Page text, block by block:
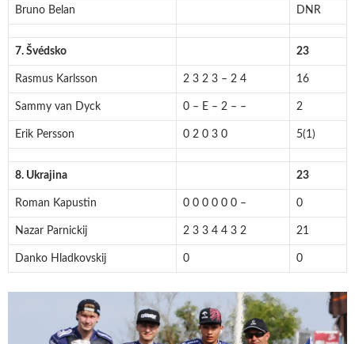
Bruno Belan DNR
7. Švédsko 23
Rasmus Karlsson 2 3 2 3 – 2 4 16
Sammy van Dyck 0 – E – 2 – – 2
Erik Persson 0 2 0 3 0 5(1)
8. Ukrajina 23
Roman Kapustin 0 0 0 0 0 0 – 0
Nazar Parnickij 2 3 3 4 4 3 2 21
Danko Hladkovskij 0 0